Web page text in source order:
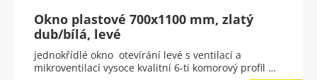
Okno plastové 700x1100 mm, zlatý
dub/bílá, levé
jednokřídlé okno otevírání levé s ventilací a
mikroventilací vysoce kvalitní 6-ti komorový profil …